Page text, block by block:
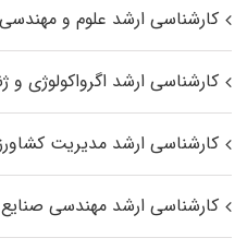
کارشناسی ارشد علوم و
کارشناسی ارشد اگرواکولوژی و
کارشناسی ارشد مدیریت
کارشناسی ارشد مهندسی